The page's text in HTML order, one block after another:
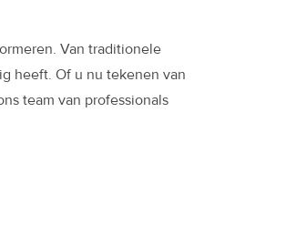
Van traditionele
heeft. Of u nu tekenen van
team van professionals